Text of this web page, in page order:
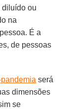
diluído ou
na
É a
de pessoas
será
dimensões
se